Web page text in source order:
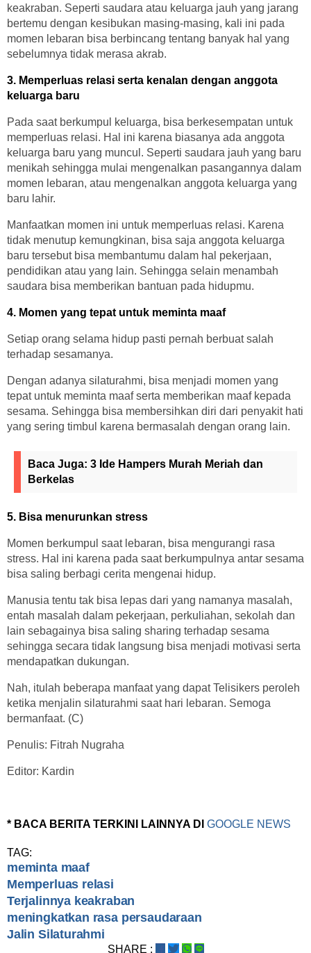
keakraban. Seperti saudara atau keluarga jauh yang jarang
bertemu dengan kesibukan masing-masing, kali ini pada
momen lebaran bisa berbincang tentang banyak hal yang
sebelumnya tidak merasa akrab.
3. Memperluas relasi serta kenalan dengan anggota
keluarga baru
Pada saat berkumpul keluarga, bisa berkesempatan untuk
memperluas relasi. Hal ini karena biasanya ada anggota
keluarga baru yang muncul. Seperti saudara jauh yang baru
menikah sehingga mulai mengenalkan pasangannya dalam
momen lebaran, atau mengenalkan anggota keluarga yang
baru lahir.
Manfaatkan momen ini untuk memperluas relasi. Karena
tidak menutup kemungkinan, bisa saja anggota keluarga
baru tersebut bisa membantumu dalam hal pekerjaan,
pendidikan atau yang lain. Sehingga selain menambah
saudara bisa memberikan bantuan pada hidupmu.
4. Momen yang tepat untuk meminta maaf
Setiap orang selama hidup pasti pernah berbuat salah
terhadap sesamanya.
Dengan adanya silaturahmi, bisa menjadi momen yang
tepat untuk meminta maaf serta memberikan maaf kepada
sesama. Sehingga bisa membersihkan diri dari penyakit hati
yang sering timbul karena bermasalah dengan orang lain.
Baca Juga: 3 Ide Hampers Murah Meriah dan
Berkelas
5. Bisa menurunkan stress
Momen berkumpul saat lebaran, bisa mengurangi rasa
stress. Hal ini karena pada saat berkumpulnya antar sesama
bisa saling berbagi cerita mengenai hidup.
Manusia tentu tak bisa lepas dari yang namanya masalah,
entah masalah dalam pekerjaan, perkuliahan, sekolah dan
lain sebagainya bisa saling sharing terhadap sesama
sehingga secara tidak langsung bisa menjadi motivasi serta
mendapatkan dukungan.
Nah, itulah beberapa manfaat yang dapat Telisikers peroleh
ketika menjalin silaturahmi saat hari lebaran. Semoga
bermanfaat. (C)
Penulis: Fitrah Nugraha
Editor: Kardin
* BACA BERITA TERKINI LAINNYA DI GOOGLE NEWS
TAG:
meminta maaf
Memperluas relasi
Terjalinnya keakraban
meningkatkan rasa persaudaraan
Jalin Silaturahmi
SHARE :